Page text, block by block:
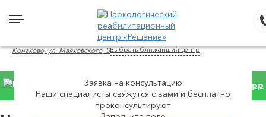
Конаково, ул. Маяковского, 5Выбрать ближайший центр
Консультация WhatsApp
Заявка на консультацию
Наши специалисты свяжутся с вами и бесплатно
проконсультируют